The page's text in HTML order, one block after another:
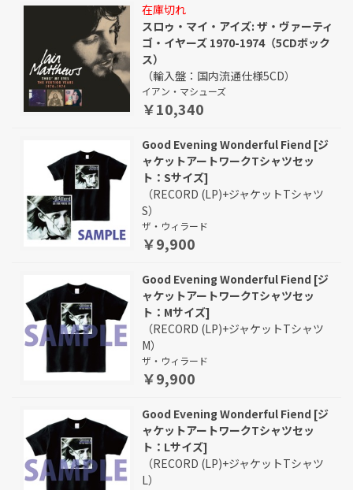
在庫切れ
スロゥ・マイ・アイズ: ザ・ヴァーティ
ゴ・イヤーズ 1970-1974（5CDボック
ス）
（輸入盤：国内流通仕様5CD）
イアン・マシューズ
￥10,340
Good Evening Wonderful Fiend [ジ
ャケットアートワークTシャツセッ
ト：Sサイズ]
（RECORD (LP)+ジャケットTシャツ
S）
ザ・ウィラード
￥9,900
Good Evening Wonderful Fiend [ジ
ャケットアートワークTシャツセッ
ト：Mサイズ]
（RECORD (LP)+ジャケットTシャツ
M）
ザ・ウィラード
￥9,900
Good Evening Wonderful Fiend [ジ
ャケットアートワークTシャツセッ
ト：Lサイズ]
（RECORD (LP)+ジャケットTシャツ
L）